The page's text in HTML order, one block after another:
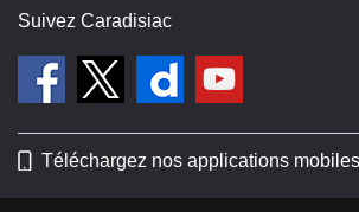
Suivez Caradisiac
Téléchargez nos applications mobiles